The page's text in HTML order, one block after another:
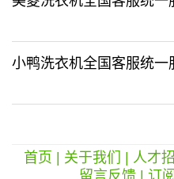
小鸭洗衣机全国客服统一
首页 关于我们 人才